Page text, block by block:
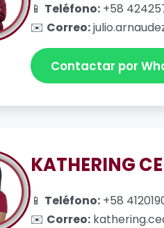
📱 Teléfono: +58
✉️ Correo:
Contactar por
KATHERING
📱 Teléfono: +58
✉️ Correo: